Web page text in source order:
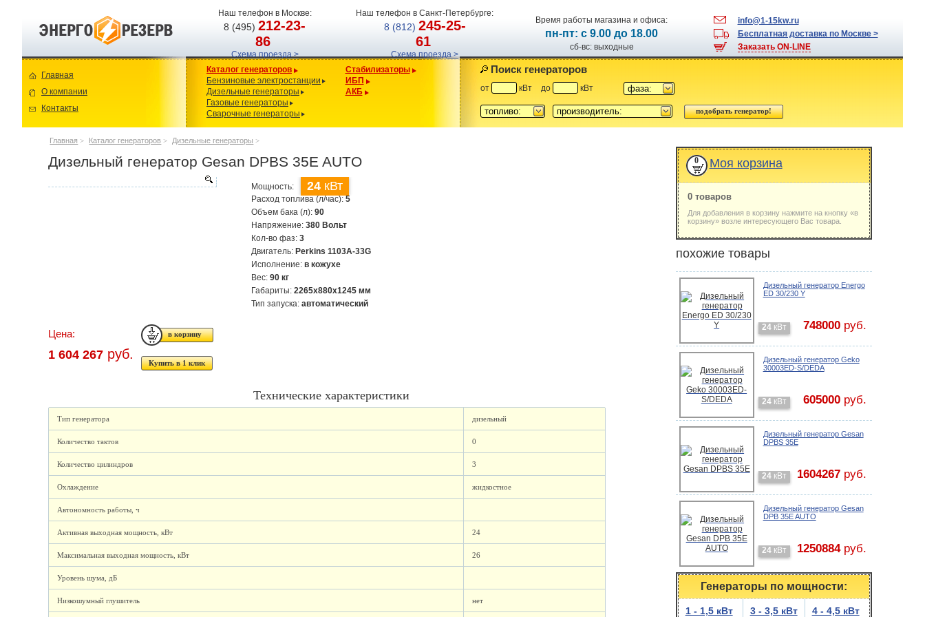
Наш телефон в Москве:
8 (495)212-23-
86
Схема проезда >
Наш телефон в Санкт-Петербурге:
8 (812) 245-25-
61
Схема проезда >
Время работы магазина и офиса:
пн-пт: с 9.00 до 18.00
сб-вс: выходные
info@1-15kw.ru
Бесплатная доставка по Москве >
Заказать ON-LINE
Главная
О компании
Контакты
Каталог генераторов
Бензиновые электростанции
Дизельные генераторы
Газовые генераторы
Сварочные генераторы
Стабилизаторы
ИБП
АКБ
Поиск генераторов
от кВт до кВт фаза:
топливо: производитель:
Главная > Каталог генераторов > Дизельные генераторы >
Дизельный генератор Gesan DPBS 35E AUTO
Мощность: 24 кВт
Расход топлива (л/час):5
Объем бака (л):90
Напряжение:380 Вольт
Кол-во фаз:3
Двигатель: Perkins 1103A-33G
Исполнение:в кожухе
Вес:90 кг
Габариты:2265х880х1245 мм
Тип запуска:автоматический
Цена:
1 604 267 руб.
Купить в 1 клик
Технические характеристики
Тип генератора дизельный
Количество тактов 0
Количество цилиндров 3
Охлаждение жидкостное
Автономность работы, ч
Активная выходная мощность, кВт 24
Максимальная выходная мощность, кВт 26
Уровень шума, дБ
Низкошумный глушитель нет
0 Моя корзина
0 товаров
Для добавления в корзину нажмите на кнопку «в
корзину» возле интересующего Вас товара.
похожие товары
Дизельный генератор Energo
ED 30/230 Y
24кВт 748000руб.
Дизельный генератор Geko
30003ED-S/DEDA
24кВт 605000руб.
Дизельный генератор Gesan
DPBS 35E
24кВт 1604267руб.
Дизельный генератор Gesan
DPB 35E AUTO
24кВт 1250884руб.
Генераторы по мощности:
1 - 1,5 кВт 3 - 3,5 кВт 4 - 4,5 кВт